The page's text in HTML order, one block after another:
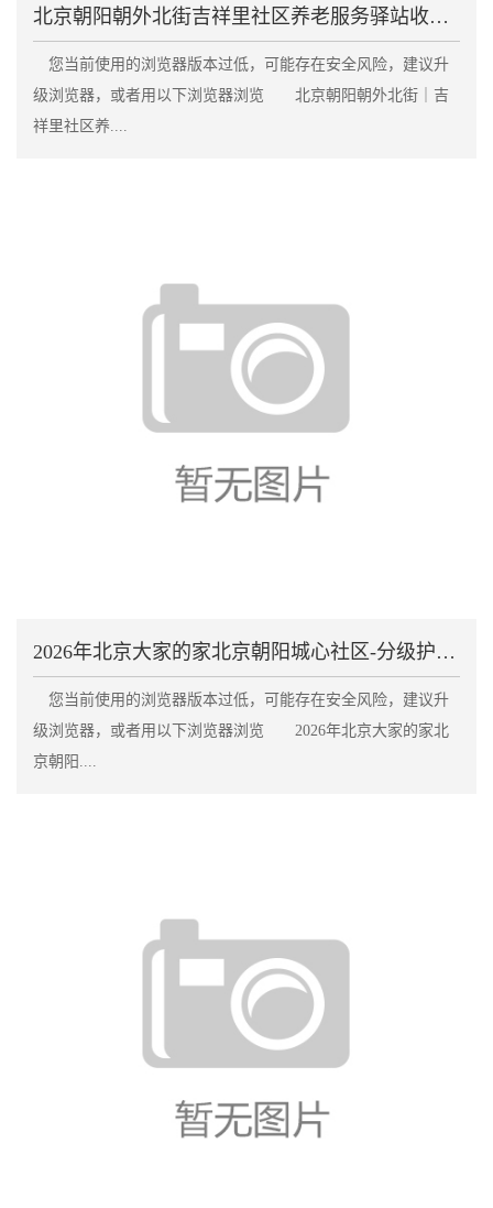
北京朝阳朝外北街吉祥里社区养老服务驿站收外地老人房
您当前使用的浏览器版本过低，可能存在安全风险，建议升
级浏览器，或者用以下浏览器浏览 北京朝阳朝外北街｜吉
祥里社区养....
2026年北京大家的家北京朝阳城心社区-分级护理服
您当前使用的浏览器版本过低，可能存在安全风险，建议升
级浏览器，或者用以下浏览器浏览 2026年北京大家的家北
京朝阳....